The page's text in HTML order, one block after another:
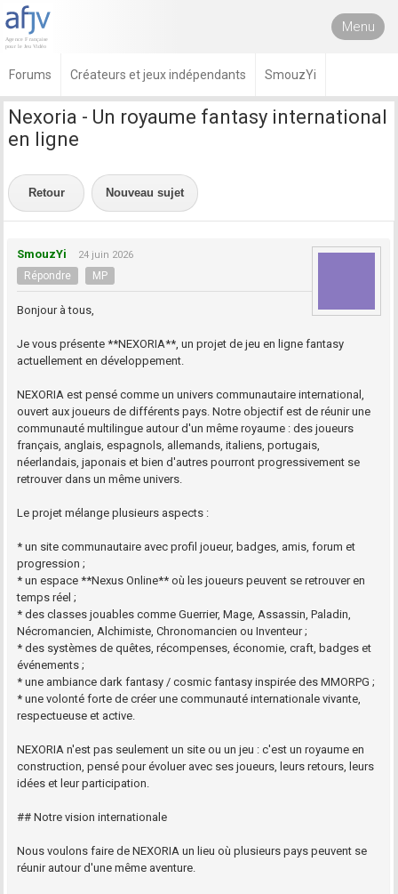
Menu
Forums Créateurs et jeux indépendants SmouzYi
Nexoria - Un royaume fantasy international
en ligne
Retour Nouveau sujet
SmouzYi 24 juin 2026
Répondre MP
Bonjour à tous,
Je vous présente **NEXORIA**, un projet de jeu en ligne fantasy
actuellement en développement.
NEXORIA est pensé comme un univers communautaire international,
ouvert aux joueurs de différents pays. Notre objectif est de réunir une
communauté multilingue autour d'un même royaume : des joueurs
français, anglais, espagnols, allemands, italiens, portugais,
néerlandais, japonais et bien d'autres pourront progressivement se
retrouver dans un même univers.
Le projet mélange plusieurs aspects :
* un site communautaire avec profil joueur, badges, amis, forum et
progression ;
* un espace **Nexus Online** où les joueurs peuvent se retrouver en
temps réel ;
* des classes jouables comme Guerrier, Mage, Assassin, Paladin,
Nécromancien, Alchimiste, Chronomancien ou Inventeur ;
* des systèmes de quêtes, récompenses, économie, craft, badges et
événements ;
* une ambiance dark fantasy / cosmic fantasy inspirée des MMORPG ;
* une volonté forte de créer une communauté internationale vivante,
respectueuse et active.
NEXORIA n'est pas seulement un site ou un jeu : c'est un royaume en
construction, pensé pour évoluer avec ses joueurs, leurs retours, leurs
idées et leur participation.
## Notre vision internationale
Nous voulons faire de NEXORIA un lieu où plusieurs pays peuvent se
réunir autour d'une même aventure.